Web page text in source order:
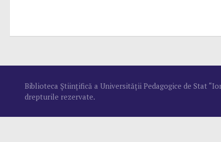
Biblioteca Ştiinţifică a Universităţii Pedagogice de Stat
drepturile rezervate.